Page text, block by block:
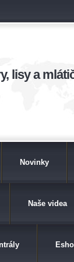
lisy a
Novinky
Naše videa